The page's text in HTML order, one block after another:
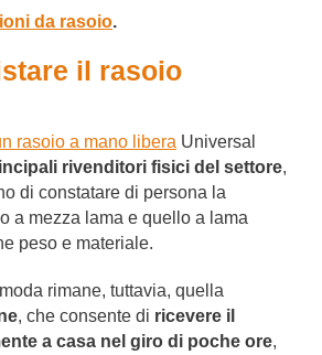
da rasoio.
il rasoio
rasoio a mano libera Universal
rivenditori fisici del settore,
di constatare di persona la
a mezza lama e quello a lama
peso e materiale.
rimane, tuttavia, quella
, che consente di ricevere il
a casa nel giro di poche ore,